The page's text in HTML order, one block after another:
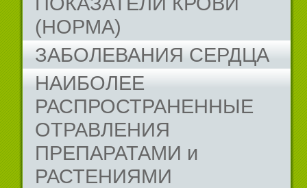
(НОРМА)
ЗАБОЛЕВАНИЯ СЕРДЦА
НАИБОЛЕЕ
РАСПРОСТРАНЕННЫЕ
ОТРАВЛЕНИЯ
ПРЕПАРАТАМИ и
РАСТЕНИЯМИ